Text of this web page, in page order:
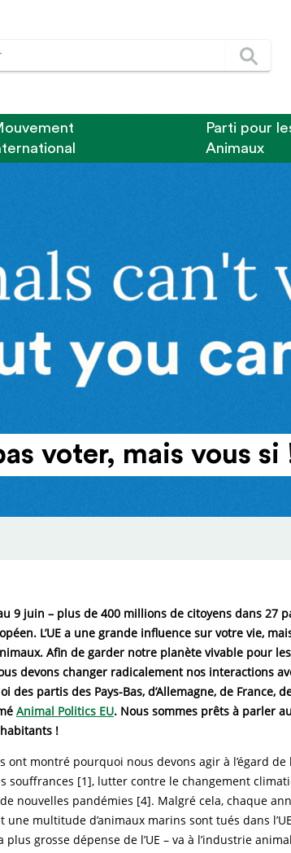
Parti pour
Animaux
voter, mais vous si
9 juin – plus de 400 millions de citoyens dans 27
L’UE a une grande influence sur votre vie,
Afin de garder notre planète vivable pour
devons changer radicalement nos interactions
des partis des Pays-Bas, d’Allemagne, de France,
Animal Politics EU. Nous sommes prêts à parler
!
ont montré pourquoi nous devons agir à l’égard de
souffrances [1], lutter contre le changement
nouvelles pandémies [4]. Malgré cela, chaque
une multitude d’animaux marins sont tués dans
grosse dépense de l’UE – va à l’industrie